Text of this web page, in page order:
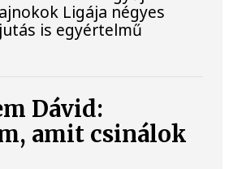
Ligája négyes
is egyértelmű
Dávid:
amit csinálok